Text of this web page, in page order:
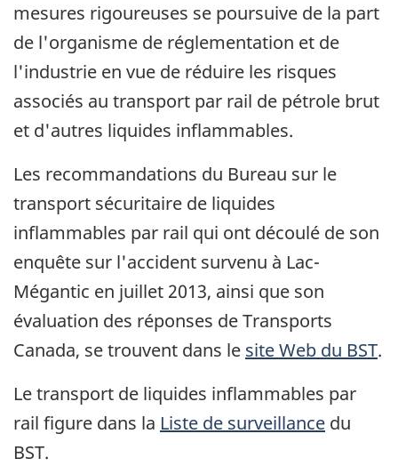
mesures rigoureuses se poursuive de la part
de l'organisme de réglementation et de
l'industrie en vue de réduire les risques
associés au transport par rail de pétrole brut
et d'autres liquides inflammables.
Les recommandations du Bureau sur le
transport sécuritaire de liquides
inflammables par rail qui ont découlé de son
enquête sur l'accident survenu à Lac-
Mégantic en juillet 2013, ainsi que son
évaluation des réponses de Transports
Canada, se trouvent dans le site Web du BST.
Le transport de liquides inflammables par
rail figure dans la Liste de surveillance du
BST.